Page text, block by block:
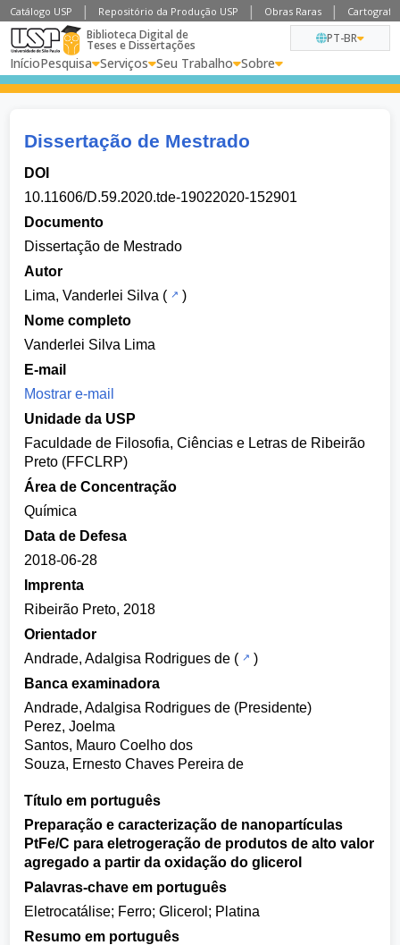
Catálogo USP Repositório da Produção USP Obras Raras
Biblioteca Digital de
Teses e Dissertações
InícioPesquisa Serviços Seu Trabalho Sobre
PT-BR
Dissertação de Mestrado
DOI
10.11606/D.59.2020.tde-19022020-152901
Documento
Dissertação de Mestrado
Autor
Lima, Vanderlei Silva (
)
Nome completo
Vanderlei Silva Lima
E-mail
Mostrar e-mail
Unidade da USP
Faculdade de Filosofia, Ciências e Letras de Ribeirão
Preto (FFCLRP)
Área de Concentração
Química
Data de Defesa
2018-06-28
Imprenta
Ribeirão Preto, 2018
Orientador
Andrade, Adalgisa Rodrigues de (
)
Banca examinadora
Andrade, Adalgisa Rodrigues de (Presidente)
Perez, Joelma
Santos, Mauro Coelho dos
Souza, Ernesto Chaves Pereira de
Título em português
Preparação e caracterização de nanopartículas
PtFe/C para eletrogeração de produtos de alto valor
agregado a partir da oxidação do glicerol
Palavras-chave em português
Eletrocatálise; Ferro; Glicerol; Platina
Resumo em português